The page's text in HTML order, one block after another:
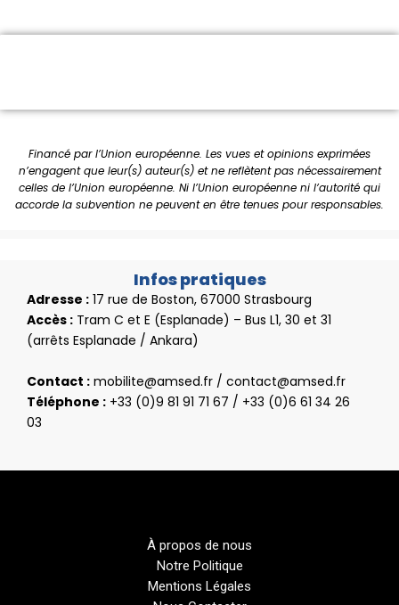
Financé par l’Union européenne. Les vues et opinions exprimées
n’engagent que leur(s) auteur(s) et ne reflètent pas nécessairement
celles de l’Union européenne. Ni l’Union européenne ni l’autorité qui
accorde la subvention ne peuvent en être tenues pour responsables.
Infos pratiques
Adresse : 17 rue de Boston, 67000 Strasbourg
Accès : Tram C et E (Esplanade) – Bus L1, 30 et 31
(arrêts Esplanade / Ankara)
Contact : mobilite@amsed.fr / contact@amsed.fr
Téléphone : +33 (0)9 81 91 71 67 / +33 (0)6 61 34 26
03
À propos de nous
Notre Politique
Mentions Légales